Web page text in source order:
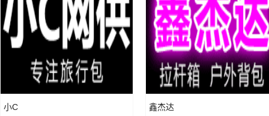
小C 鑫杰达